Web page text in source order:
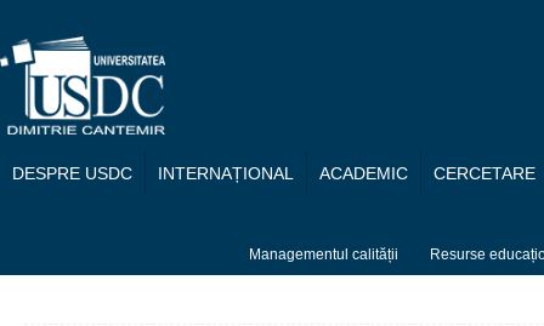
DESPRE USDC INTERNAȚIONAL ACADEMIC CERCETARE
Managementul calității Resurse